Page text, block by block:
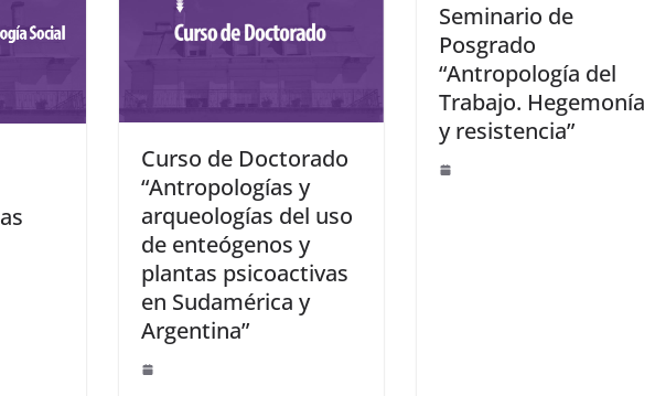
Curso de Doctorado
“Antropologías y
arqueologías del uso
de enteógenos y
plantas psicoactivas
en Sudamérica y
Argentina”
Seminario de
Posgrado
“Antropología del
Trabajo. Hegemonía
y resistencia”